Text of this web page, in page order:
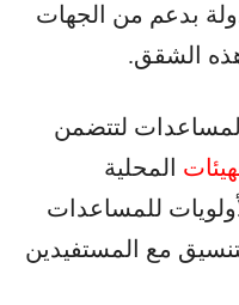
بدعم من الجهات
هذه الشقق.
لتتضمن
المحلية
للمساعدات
مع المستفيدين